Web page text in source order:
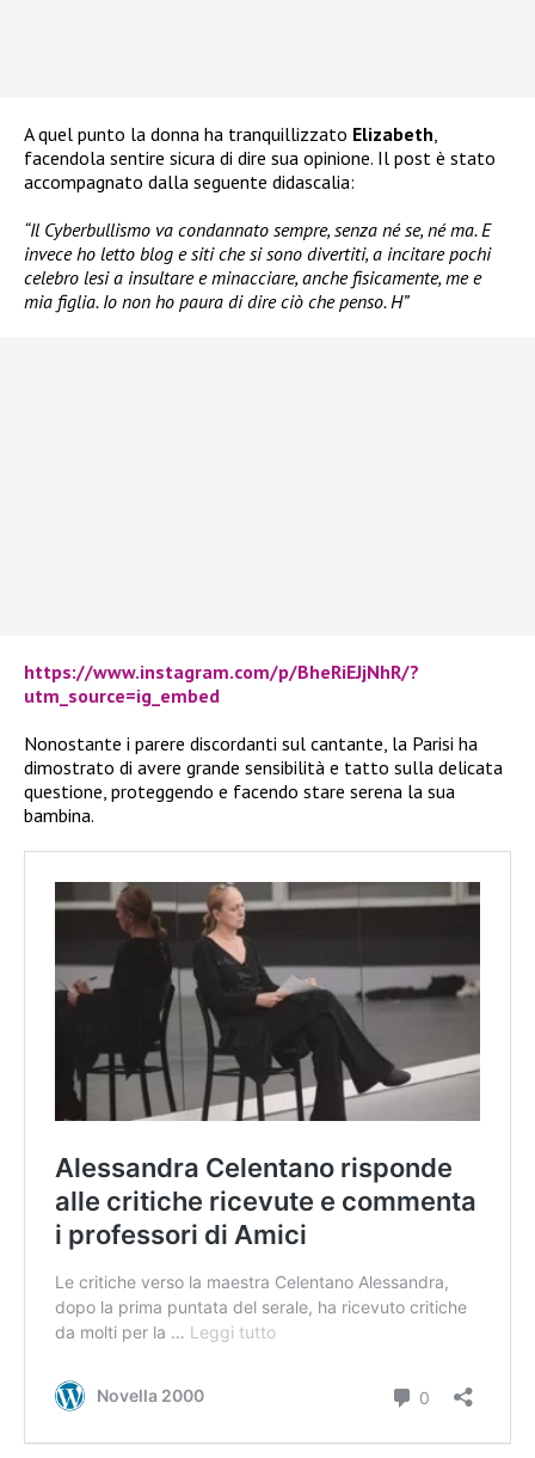
A quel punto la donna ha tranquillizzato Elizabeth,
facendola sentire sicura di dire sua opinione. Il post è stato
accompagnato dalla seguente didascalia:
“Il Cyberbullismo va condannato sempre, senza né se, né ma. E
invece ho letto blog e siti che si sono divertiti, a incitare pochi
celebro lesi a insultare e minacciare, anche fisicamente, me e
mia figlia. Io non ho paura di dire ciò che penso. H”
https://www.instagram.com/p/BheRiEJjNhR/?
utm_source=ig_embed
Nonostante i parere discordanti sul cantante, la Parisi ha
dimostrato di avere grande sensibilità e tatto sulla delicata
questione, proteggendo e facendo stare serena la sua
bambina.